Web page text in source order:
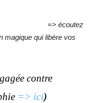
=> écoutez
magique qui libère vos
contre
=> ici)